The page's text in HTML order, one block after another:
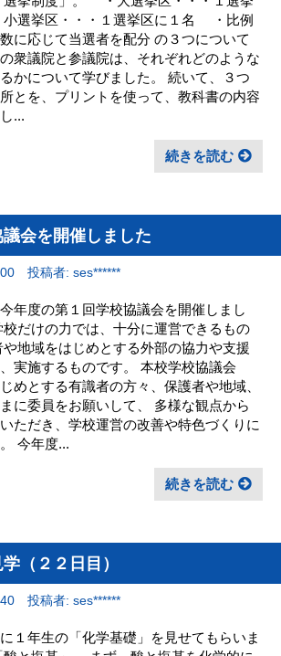
選挙区・・・１選挙区に１名 ・比例
に応じて当選者を配分 の３つについて
衆議院と参議院は、それぞれどのような
かについて学びました。 続いて、３つ
とを、プリントを使って、教科書の内容
...
続きを読む
会を開催しました
投稿者: ses******
年度の第１回学校協議会を開催しまし
だけの力では、十分に運営できるもの
地域をはじめとする外部の協力や支援
実施するものです。 本校学校協議会
めとする有識者の方々、保護者や地域、
に委員をお願いして、 多様な観点から
ただき、学校運営の改善や特色づくりに
今年度...
続きを読む
（２２日目）
投稿者: ses******
１年生の「化学基礎」を見せてもらいま